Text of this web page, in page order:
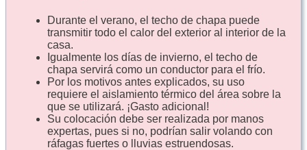
Durante el verano, el techo de chapa puede
transmitir todo el calor del exterior al interior de la
casa.
Igualmente los días de invierno, el techo de
chapa servirá como un conductor para el frío.
Por los motivos antes explicados, su uso
requiere el aislamiento térmico del área sobre la
que se utilizará. ¡Gasto adicional!
Su colocación debe ser realizada por manos
expertas, pues si no, podrían salir volando con
ráfagas fuertes o lluvias estruendosas.